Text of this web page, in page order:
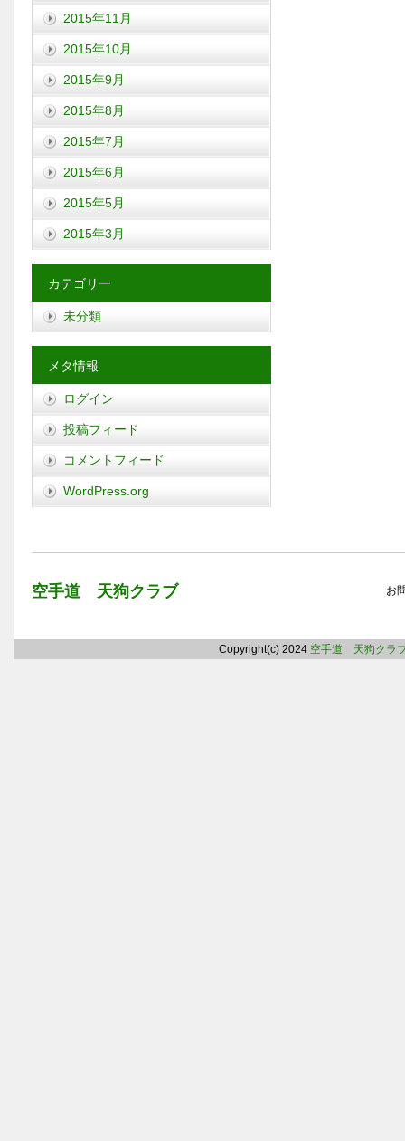
2015年11月
2015年10月
2015年9月
2015年8月
2015年7月
2015年6月
2015年5月
2015年3月
カテゴリー
未分類
メタ情報
ログイン
投稿フィード
コメントフィード
WordPress.org
空手道 天狗クラブ お
Copyright(c) 2024 空手道 天狗クラ